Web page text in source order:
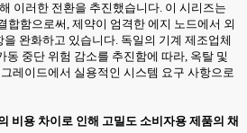
이러한 전환을 추진했습니다. 이 시리즈는
합함으로써, 제약이 엄격한 에지 노드에서 외
완화하고 있습니다. 독일의 기계 제조업체
동 중단 위험 감소를 추진함에 따라, 옥탈 및
레이드에서 실용적인 시스템 요구 사항으로
비용 차이로 인해 고밀도 소비자용 제품의 채